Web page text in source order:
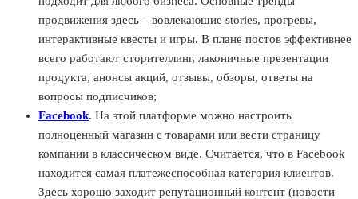
продвижения здесь – вовлекающие stories, прогревы,
интерактивные квесты и игры. В плане постов эффективнее
всего работают сторителлинг, лаконичные презентации
продукта, анонсы акций, отзывы, обзоры, ответы на
вопросы подписчиков;
Facebook. На этой платформе можно настроить
полноценный магазин с товарами или вести страницу
компании в классическом виде. Считается, что в Facebook
находится самая платежеспособная категория клиентов.
Здесь хорошо заходит репутационный контент (новости